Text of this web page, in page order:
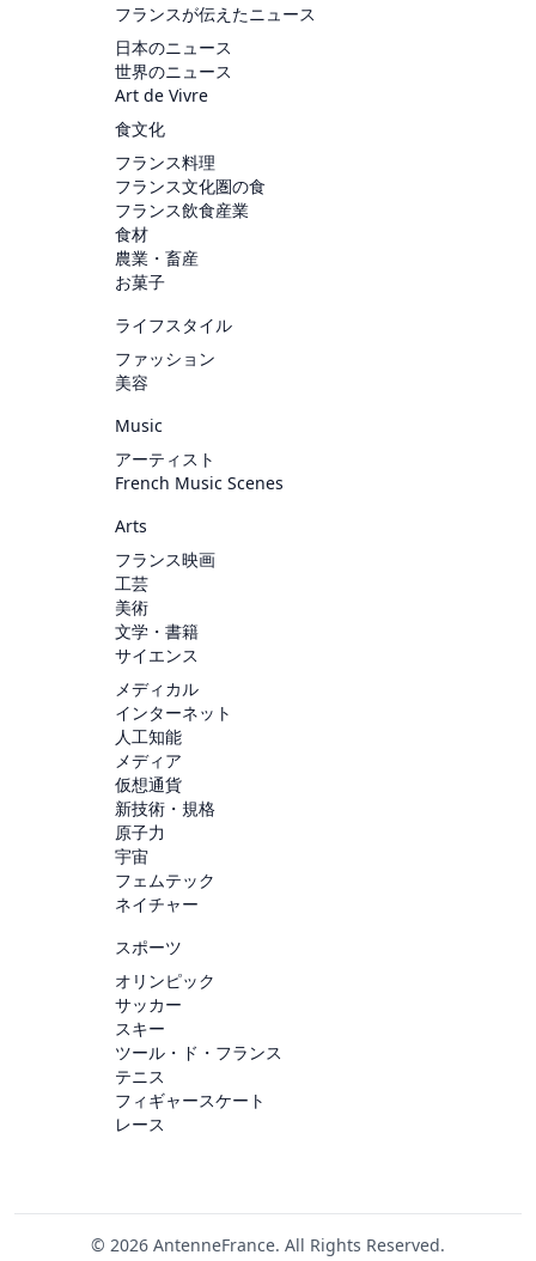
フランスが伝えたニュース
日本のニュース
世界のニュース
Art de Vivre
食文化
フランス料理
フランス文化圏の食
フランス飲食産業
食材
農業・畜産
お菓子
ライフスタイル
ファッション
美容
Music
アーティスト
French Music Scenes
Arts
フランス映画
工芸
美術
文学・書籍
サイエンス
メディカル
インターネット
人工知能
メディア
仮想通貨
新技術・規格
原子力
宇宙
フェムテック
ネイチャー
スポーツ
オリンピック
サッカー
スキー
ツール・ド・フランス
テニス
フィギャースケート
レース
© 2026 AntenneFrance. All Rights Reserved.